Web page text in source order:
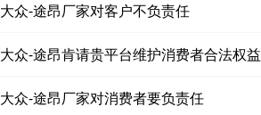
大众-途昂厂家对客户不负责任
大众-途昂肯请贵平台维护消费者合法权益
大众-途昂厂家对消费者要负责任